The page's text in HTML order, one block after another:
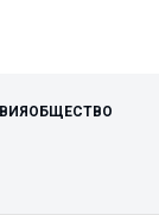
ОБЩЕСТВО